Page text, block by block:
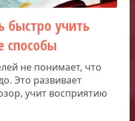
быстро учить
способы
не понимает, что
Это развивает
учит восприятию